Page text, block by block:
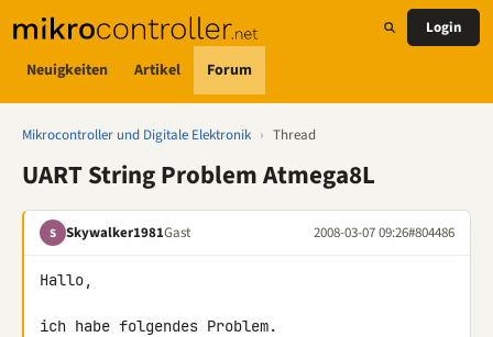
Neuigkeiten Artikel Forum
Login
Mikrocontroller und Digitale Elektronik › Thread
UART String Problem Atmega8L
S Skywalker1981Gast 2008-03-07 09:26#804486
Hallo,
ich habe folgendes Problem.